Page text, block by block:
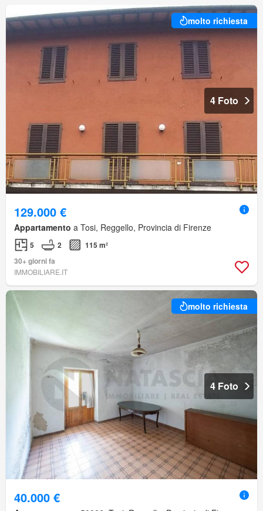
molto richiesta
4 Foto
129.000 €
Appartamento a Tosi, Reggello, Provincia di Firenze
5 2
115 m²
30+ giorni fa
IMMOBILIARE.IT
molto richiesta
4 Foto
40.000 €